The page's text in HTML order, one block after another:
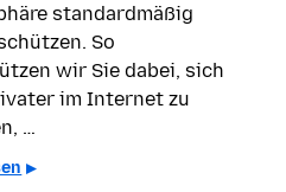
standardmäßig
So
wir Sie dabei, sich
im Internet zu
…